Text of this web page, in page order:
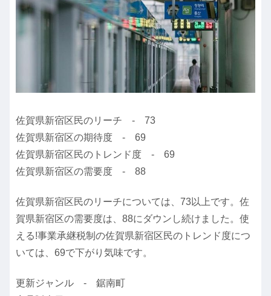
佐賀県新宿区民のリーチ - 73
佐賀県新宿区の期待度 - 69
佐賀県新宿区民のトレンド度 - 69
佐賀県新宿区の需要度 - 88
佐賀県新宿区民のリーチについては、73以上です。佐
賀県新宿区の需要度は、88にダウンし続けました。使
える!事業承継税制の佐賀県新宿区民のトレンド度につ
いては、69で下がり気味です。
更新ジャンル - 鋸南町